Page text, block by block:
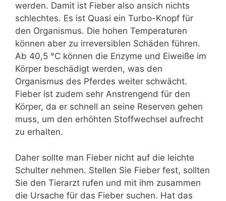
werden. Damit ist Fieber also ansich nichts
schlechtes. Es ist Quasi ein Turbo-Knopf für
den Organismus. Die hohen Temperaturen
können aber zu irreversiblen Schäden führen.
Ab 40,5 °C können die Enzyme und Eiweiße im
Körper beschädigt werden, was den
Organismus des Pferdes weiter schwächt.
Fieber ist zudem sehr Anstrengend für den
Körper, da er schnell an seine Reserven gehen
muss, um den erhöhten Stoffwechsel aufrecht
zu erhalten.
Daher sollte man Fieber nicht auf die leichte
Schulter nehmen. Stellen Sie Fieber fest, sollten
Sie den Tierarzt rufen und mit ihm zusammen
die Ursache für das Fieber suchen. Hat das